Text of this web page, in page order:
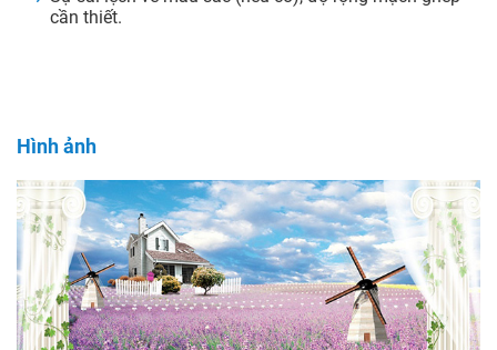
cần thiết.
Hình ảnh